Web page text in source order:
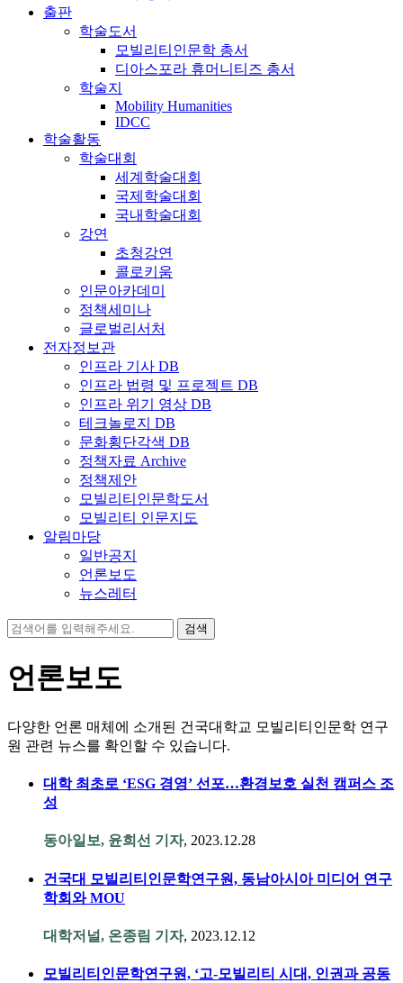
출판
학술도서
모빌리티인문학 총서
디아스포라 휴머니티즈 총서
학술지
Mobility Humanities
IDCC
학술활동
학술대회
세계학술대회
국제학술대회
국내학술대회
강연
초청강연
콜로키움
인문아카데미
정책세미나
글로벌리서처
전자정보관
인프라 기사 DB
인프라 법령 및 프로젝트 DB
인프라 위기 영상 DB
테크놀로지 DB
문화횡단각색 DB
정책자료 Archive
정책제안
모빌리티인문학도서
모빌리티 인문지도
알림마당
일반공지
언론보도
뉴스레터
검
언론보도
다양한 언론 매체에 소개된 건국대학교 모빌리티인문학 연구
원 관련 뉴스를 확인할 수 있습니다.
대학 최초로 ‘ESG 경영’ 선포…환경보호 실천 캠퍼스 조
성
동아일보, 윤희선 기자, 2023.12.28
건국대 모빌리티인문학연구원, 동남아시아 미디어 연구
학회와 MOU
대학저널, 온종림 기자, 2023.12.12
모빌리티인문학연구원, ‘고-모빌리티 시대, 인권과 공동